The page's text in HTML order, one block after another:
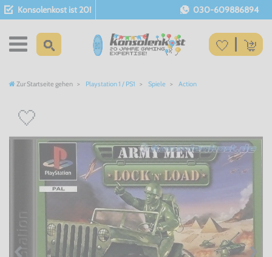
Konsolenkost ist 20! 030-609886894
Zur Startseite gehen Playstation 1 / PS1 Spiele Action